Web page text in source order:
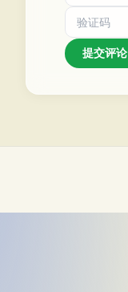
提交评论